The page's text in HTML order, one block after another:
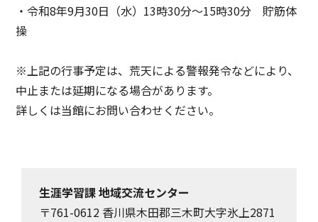
・令和8年9月30日（水）13時30分〜15時30分 貯筋体
操
※上記の行事予定は、荒天による警報発令などにより、
中止または延期になる場合があります。
詳しくは当館にお問い合わせください。
生涯学習課 地域交流センター
〒761-0612 香川県木田郡三木町大字氷上2871